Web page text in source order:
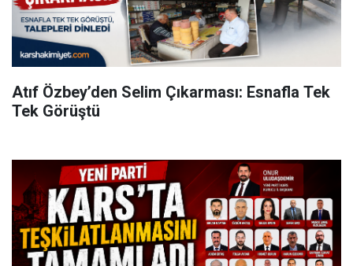
Atıf Özbey’den Selim Çıkarması: Esnafla Tek
Tek Görüştü